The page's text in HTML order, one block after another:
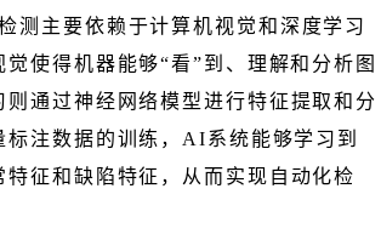
测主要依赖于计算机视觉和深度学习
使得机器能够“看”到、理解和分析图
则通过神经网络模型进行特征提取和分
标注数据的训练，AI系统能够学习到
特征和缺陷特征，从而实现自动化检